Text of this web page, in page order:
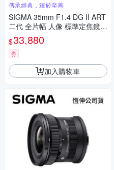
傳承經典，臻於至善
SIGMA 35mm F1.4 DG II ART
二代 全片幅 人像 標準定焦鏡頭
(公司貨)
$33,880
券
加入購物車